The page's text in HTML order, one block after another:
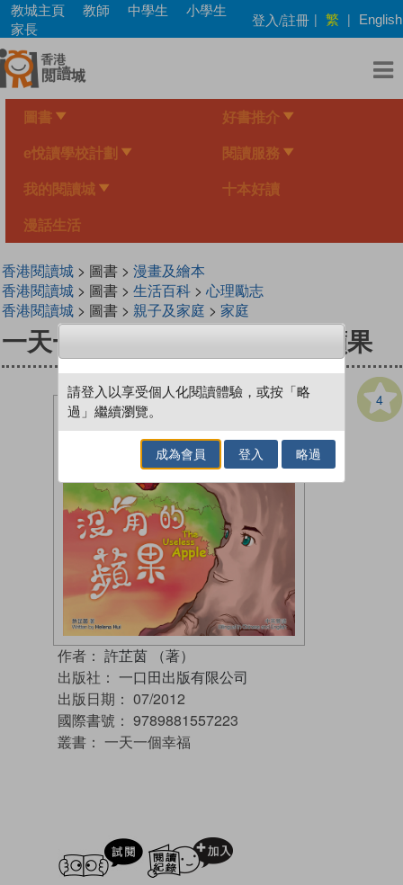
Skip
main
content
教城主頁 教師 中學生
小學生
家長
登入/註冊 | 繁 | English
圖書 好書推介
e悅讀學校計劃 閱讀服務
我的閱讀城 十本好讀
漫話生活
香港閱讀城> 圖書 > 漫畫及繪本
香港閱讀城> 圖書 > 生活百科> 心理勵志
香港閱讀城> 圖書 > 親子及家庭 > 家庭
一天一個幸福系列 03 沒用的蘋果
4
作者： 許芷茵 （著）
出版社： 一口田出版有限公司
出版日期： 07/2012
國際書號： 9789881557223
叢書： 一天一個幸福
試閲
請登入以享受個人化閱讀體驗，或按「略
過」繼續瀏覽。
成為會員 登入 略過